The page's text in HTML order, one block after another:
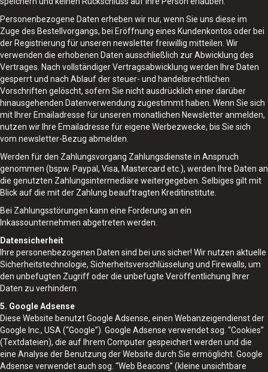
Menu
Bestellen
⇦ Zurück
Login
Personenbezogene Daten erheben wir nur, wenn Sie uns diese im
Zuge des Bestellvorgangs, bei Eröffnung eines Kundenkontos oder bei
der Registrierung für unseren newsletter freiwillig mitteilen. Wir
verwenden die erhobenen Daten ausschließlich zur Abwicklung des
Vertrages. Nach vollständiger Vertragsabwicklung werden Ihre Daten
gesperrt und nach Ablauf der steuer- und handelsrechtlichen
Vorschriften gelöscht, sofern Sie nicht ausdrücklich einer darüber
hinausgehenden Datenverwendung zugestimmt haben. Wenn Sie sich
mit Ihrer Emailadresse für unseren monatlichen Newsletter anmelden,
nutzen wir Ihre Emailadresse für eigene Werbezwecke, bis Sie sich
vom newsletter-Bezug abmelden.
Werden für den Zahlungsvorgang Zahlungsdienste in Anspruch
genommen (bspw. Paypal, Visa, Mastercard etc.), werden Ihre Daten an
die genutzten Zahlungsintermediäre weitergegeben. Selbiges gilt mit
Blick auf die mit der Zahlung beauftragten Kreditinstitute.
Bei Zahlungsstörungen kann eine Forderung an ein
Inkassounternehmen abgetreten werden.
Datensicherheit
Ihre personenbezogenen Daten sind bei uns sicher! Wir nutzen aktuelle
Sicherheitstechnologie, Sicherheitsverschlüsselung und Firewalls, um
den unbefugten Zugriff oder die unbefugte Veröffentlichung Ihrer
Daten zu verhindern.
5. Google Adsense
Diese Website benutzt Google Adsense, einen Webanzeigendienst der
Google Inc., USA (“Google”). Google Adsense verwendet sog. “Cookies”
(Textdateien), die auf Ihrem Computer gespeichert werden und die
eine Analyse der Benutzung der Website durch Sie ermöglicht. Google
Adsense verwendet auch sog. “Web Beacons” (kleine unsichtbare